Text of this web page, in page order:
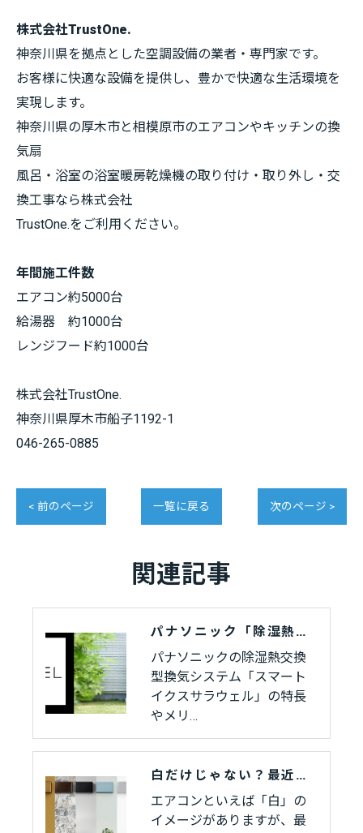
株式会社TrustOne.
神奈川県を拠点とした空調設備の業者・専門家です。
お客様に快適な設備を提供し、豊かで快適な生活環境を
実現します。
神奈川県の厚木市と相模原市のエアコンやキッチンの換
気扇
風呂・浴室の浴室暖房乾燥機の取り付け・取り外し・交
換工事なら株式会社
TrustOne.をご利用ください。
年間施工件数
エアコン約5000台
給湯器 約1000台
レンジフード約1000台
株式会社TrustOne.
神奈川県厚木市船子1192-1
046-265-0885
< 前のページ 一覧に戻る 次のページ >
関連記事
パナソニック「除湿熱交換型換気システム スマートイクスサラウェル」とは？快適な暮らしを叶える換気システムをご紹介
パナソニックの除湿熱交換
型換気システム「スマート
イクスサラウェル」の特長
やメリ…
白だけじゃない？最近のエアコンカラーバリエーションをご紹介
エアコンといえば「白」の
イメージがありますが、最